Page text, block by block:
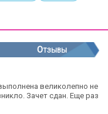
Отзывы
великолепно не
Зачет сдан. Еще раз